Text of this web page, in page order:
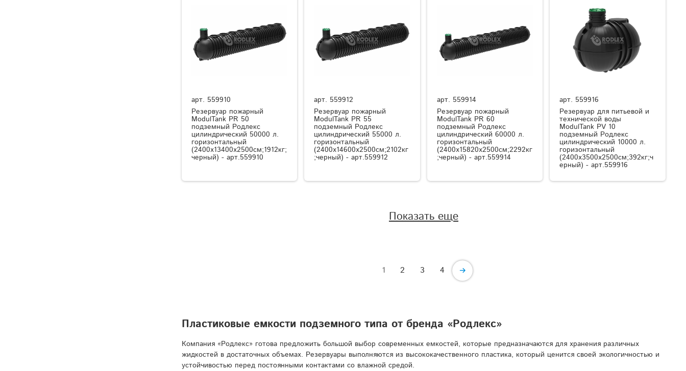
арт. 559910
Резервуар пожарный
ModulTank PR 50
подземный Родлекс
цилиндрический 50000 л.
горизонтальный
(2400x13400x2500см;1912кг;
черный) - арт.559910
арт. 559912
Резервуар пожарный
ModulTank PR 55
подземный Родлекс
цилиндрический 55000 л.
горизонтальный
(2400x14600x2500см;2102кг
;черный) - арт.559912
арт. 559914
Резервуар пожарный
ModulTank PR 60
подземный Родлекс
цилиндрический 60000 л.
горизонтальный
(2400x15820x2500см;2292кг
;черный) - арт.559914
арт. 559916
Резервуар для питьевой и
технической воды
ModulTank PV 10
подземный Родлекс
цилиндрический 10000 л.
горизонтальный
(2400x3500x2500см;392кг;ч
ерный) - арт.559916
Показать еще
1 2 3 4
Пластиковые емкости подземного типа от бренда «Родлекс»
Компания «Родлекс» готова предложить большой выбор современных емкостей, которые предназначаются для хранения различных
жидкостей в достаточных объемах. Резервуары выполняются из высококачественного пластика, который ценится своей экологичностью и
устойчивостью перед постоянными контактами со влажной средой.